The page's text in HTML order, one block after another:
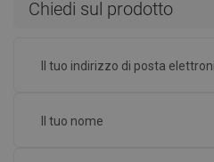
Chiedi sul prodotto